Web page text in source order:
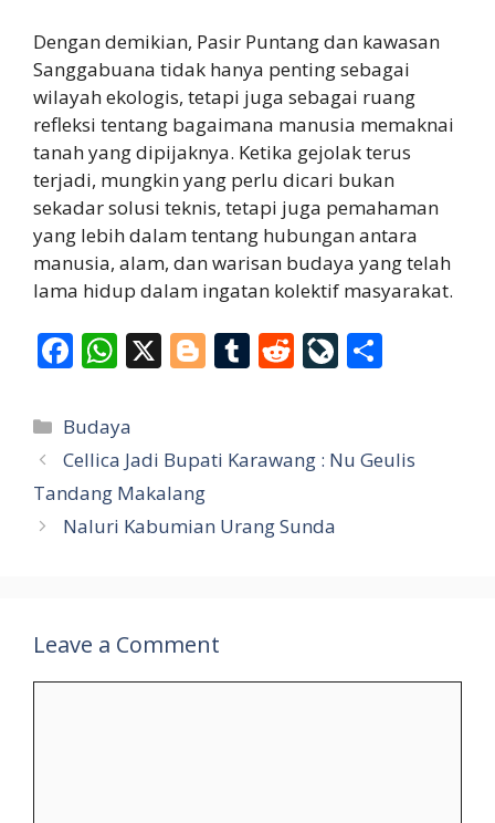
Dengan demikian, Pasir Puntang dan kawasan
Sanggabuana tidak hanya penting sebagai
wilayah ekologis, tetapi juga sebagai ruang
refleksi tentang bagaimana manusia memaknai
tanah yang dipijaknya. Ketika gejolak terus
terjadi, mungkin yang perlu dicari bukan
sekadar solusi teknis, tetapi juga pemahaman
yang lebih dalam tentang hubungan antara
manusia, alam, dan warisan budaya yang telah
lama hidup dalam ingatan kolektif masyarakat.
F
ac
e
b
o
o
W
h
at
s
A
p
X Bl
o
g
T
u
bl
R
e
di
Li
v
o e
Categories
Budaya
Cellica Jadi Bupati Karawang : Nu Geulis
Tandang Makalang
Naluri Kabumian Urang Sunda
Leave a Comment